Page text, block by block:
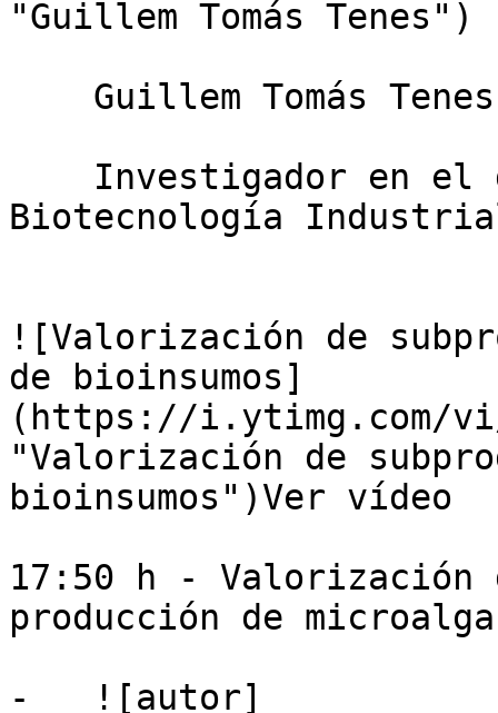
"Guillem Tomás Tenes")
Biotecnología
![Valorización de
de bioinsumos]
(https://i.ytimg.com/vi/
"Valorización de
bioinsumos")Ver vídeo
17:50 h - Valorización
producción de
-   ![autor]